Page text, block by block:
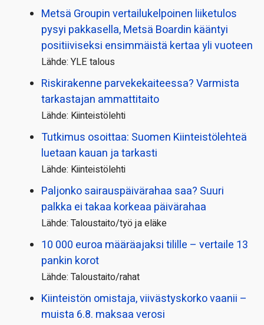
Metsä Groupin vertailu­kelpoinen liiketulos
pysyi pakkasella, Metsä Boardin kääntyi
positiiviseksi ensimmäistä kertaa yli vuoteen
Lähde: YLE talous
Riskirakenne parvekekaiteessa? Varmista
tarkastajan ammattitaito
Lähde: Kiinteistölehti
Tutkimus osoittaa: Suomen Kiinteistölehteä
luetaan kauan ja tarkasti
Lähde: Kiinteistölehti
Paljonko sairauspäivä­rahaa saa? Suuri
palkka ei takaa korkeaa päivärahaa
Lähde: Taloustaito/työ ja eläke
10 000 euroa määräajaksi tilille – vertaile 13
pankin korot
Lähde: Taloustaito/rahat
Kiinteistön omistaja, viivästyskorko vaanii –
muista 6.8. maksaa verosi